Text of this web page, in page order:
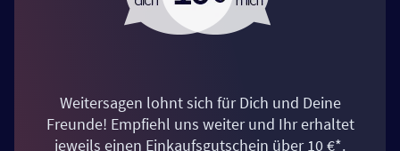
Weitersagen lohnt sich für Dich und Deine
Freunde! Empfiehl uns weiter und Ihr erhaltet
jeweils einen Einkaufsgutschein über 10 €*.